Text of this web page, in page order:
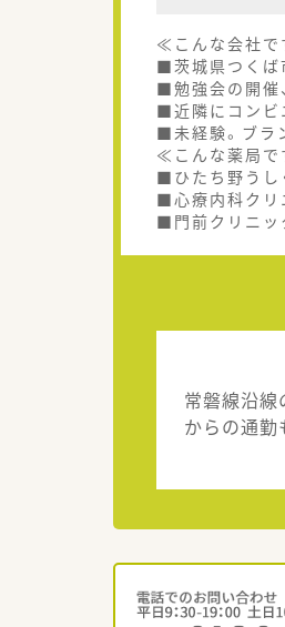
≪こんな会社
■茨城県つくば
■勉強会の開催
■近隣にコンビ
■未経験。ブラ
≪こんな薬局
■ひたち野うし
■心療内科クリ
■門前クリニッ
常磐線沿線
からの通勤